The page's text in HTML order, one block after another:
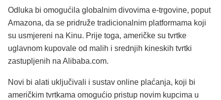
Odluka bi omogućila globalnim divovima e-trgovine, poput
Amazona, da se pridruže tradicionalnim platformama koji
su usmjereni na Kinu. Prije toga, američke su tvrtke
uglavnom kupovale od malih i srednjih kineskih tvrtki
zastupljenih na Alibaba.com.
Novi bi alati uključivali i sustav online plaćanja, koji bi
američkim tvrtkama omogućio pristup novim kupcima u